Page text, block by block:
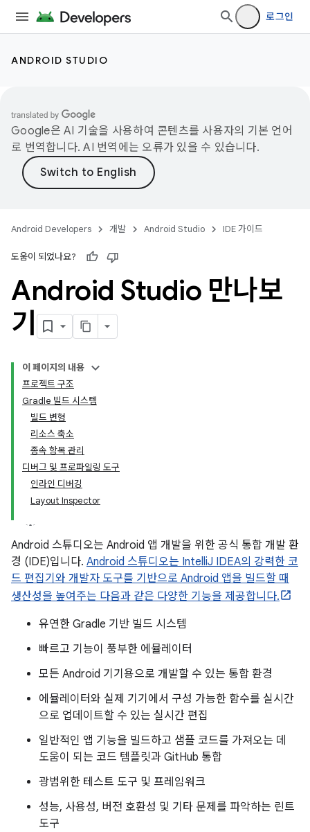
로그인
ANDROID STUDIO
Google은 AI 기술을 사용하여 콘텐츠를 사용자의 기본 언어
로 번역합니다. AI 번역에는 오류가 있을 수 있습니다.
Android Developers 개발 Android Studio IDE 가이드
도움이 되었나요?
Android Studio 만나보
기
이 페이지의 내용
프로젝트 구조
Gradle 빌드 시스템
빌드 변형
리소스 축소
종속 항목 관리
디버그 및 프로파일링 도구
인라인 디버깅
Layout Inspector
Android 스튜디오는 Android 앱 개발을 위한 공식 통합 개발 환
경 (IDE)입니다. Android 스튜디오는 IntelliJ IDEA의 강력한 코
드 편집기와 개발자 도구를 기반으로 Android 앱을 빌드할 때
생산성을 높여주는 다음과 같은 다양한 기능을 제공합니다.
유연한 Gradle 기반 빌드 시스템
빠르고 기능이 풍부한 에뮬레이터
모든 Android 기기용으로 개발할 수 있는 통합 환경
에뮬레이터와 실제 기기에서 구성 가능한 함수를 실시간
으로 업데이트할 수 있는 실시간 편집
일반적인 앱 기능을 빌드하고 샘플 코드를 가져오는 데
도움이 되는 코드 템플릿과 GitHub 통합
광범위한 테스트 도구 및 프레임워크
성능, 사용성, 버전 호환성 및 기타 문제를 파악하는 린트
도구